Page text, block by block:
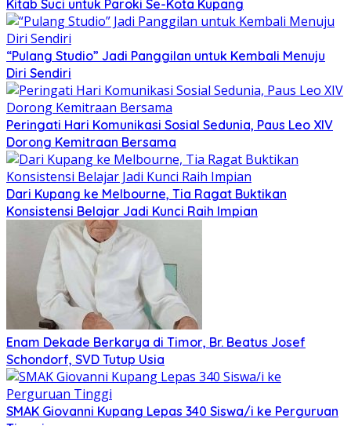
Kitab Suci untuk Paroki Se-Kota Kupang
“Pulang Studio” Jadi Panggilan untuk Kembali Menuju
Diri Sendiri
Peringati Hari Komunikasi Sosial Sedunia, Paus Leo XIV
Dorong Kemitraan Bersama
Dari Kupang ke Melbourne, Tia Ragat Buktikan
Konsistensi Belajar Jadi Kunci Raih Impian
Enam Dekade Berkarya di Timor, Br. Beatus Josef
Schondorf, SVD Tutup Usia
SMAK Giovanni Kupang Lepas 340 Siswa/i ke Perguruan